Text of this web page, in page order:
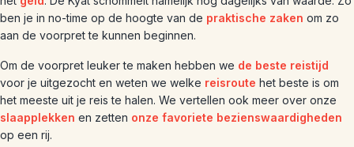
ben je in no-time op de hoogte van de praktische zaken om zo
aan de voorpret te kunnen beginnen.
Om de voorpret leuker te maken hebben we de beste reistijd
voor je uitgezocht en weten we welke reisroute het beste is om
het meeste uit je reis te halen. We vertellen ook meer over onze
slaapplekken en zetten onze favoriete bezienswaardigheden
op een rij.